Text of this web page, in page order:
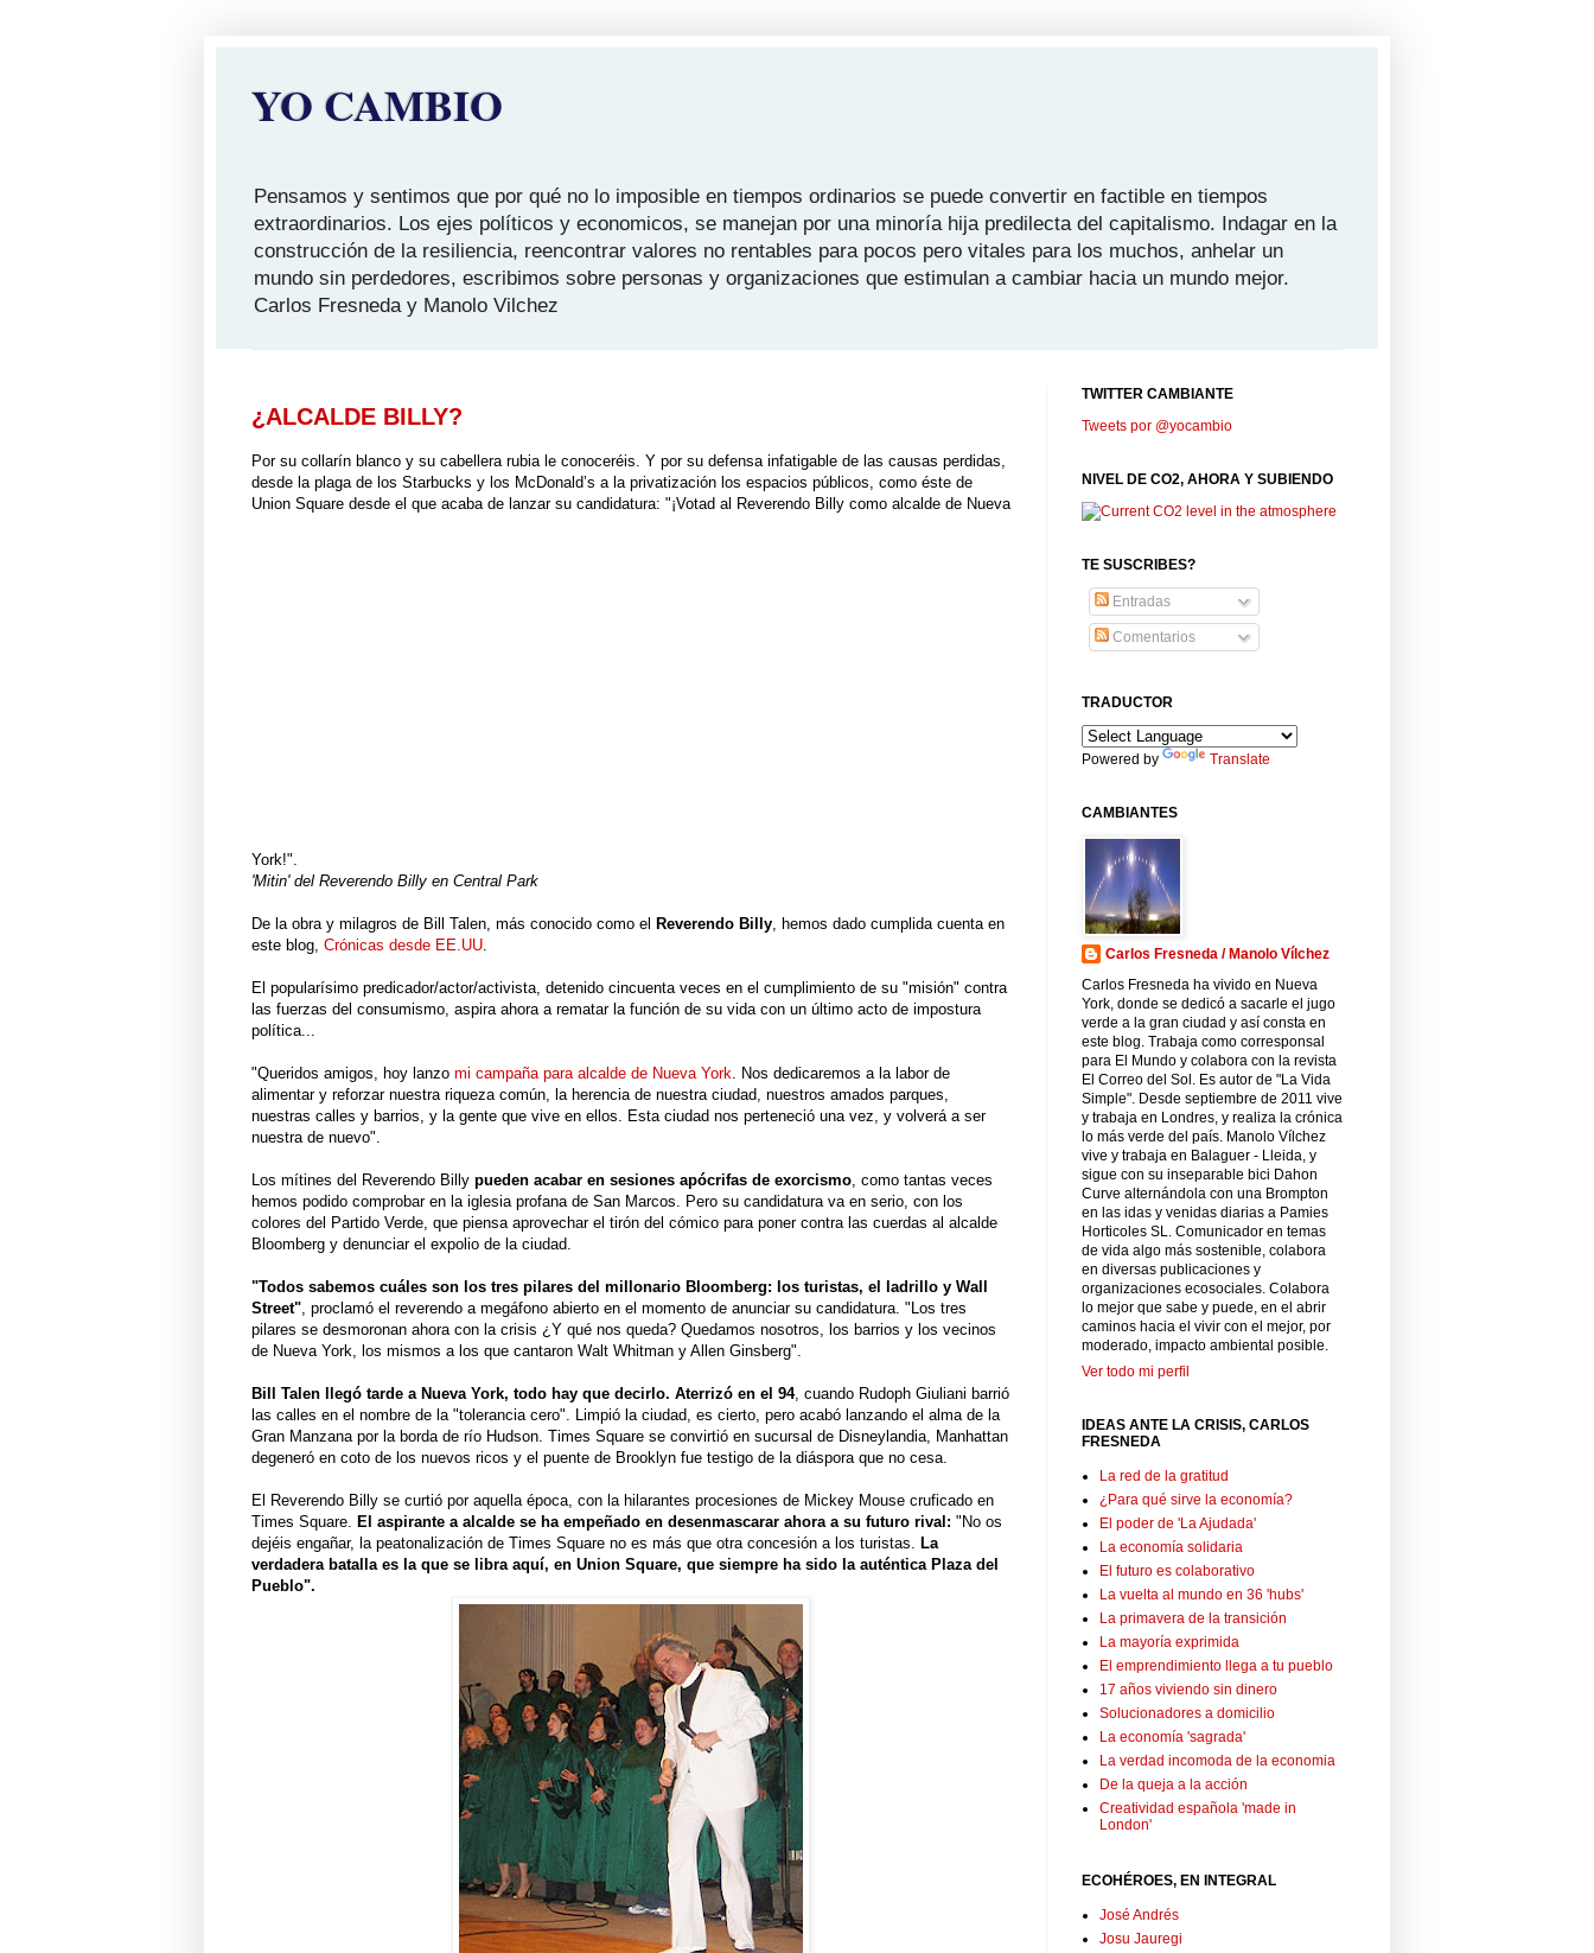
YO CAMBIO
Pensamos y sentimos que por qué no lo imposible en tiempos ordinarios se puede convertir en factible en tiempos
extraordinarios. Los ejes políticos y economicos, se manejan por una minoría hija predilecta del capitalismo. Indagar en la
construcción de la resiliencia, reencontrar valores no rentables para pocos pero vitales para los muchos, anhelar un
mundo sin perdedores, escribimos sobre personas y organizaciones que estimulan a cambiar hacia un mundo mejor.
Carlos Fresneda y Manolo Vilchez
¿ALCALDE BILLY?
Por su collarín blanco y su cabellera rubia le conoceréis. Y por su defensa infatigable de las causas perdidas,
desde la plaga de los Starbucks y los McDonald’s a la privatización los espacios públicos, como éste de
Union Square desde el que acaba de lanzar su candidatura: "¡Votad al Reverendo Billy como alcalde de Nueva
York!".
'Mitin' del Reverendo Billy en Central Park
De la obra y milagros de Bill Talen, más conocido como el Reverendo Billy , hemos dado cumplida cuenta en
este blog, Crónicas desde EE.UU
El popularísimo predicador/actor/activista, detenido cincuenta veces en el cumplimiento de su "misión" contra
las fuerzas del consumismo, aspira ahora a rematar la función de su vida con un último acto de impostura
política...
"Queridos amigos, hoy lanzo mi campaña para alcalde de Nueva York . Nos dedicaremos a la labor de
alimentar y reforzar nuestra riqueza común, la herencia de nuestra ciudad, nuestros amados parques,
nuestras calles y barrios, y la gente que vive en ellos. Esta ciudad nos perteneció una vez, y volverá a ser
nuestra de nuevo".
Los mítines del Reverendo Billy pueden acabar en sesiones apócrifas de exorcismo , como tantas veces
hemos podido comprobar en la iglesia profana de San Marcos. Pero su candidatura va en serio, con los
colores del Partido Verde, que piensa aprovechar el tirón del cómico para poner contra las cuerdas al alcalde
Bloomberg y denunciar el expolio de la ciudad.
"Todos sabemos cuáles son los tres pilares del millonario Bloomberg: los turistas, el ladrillo y Wall
Street" , proclamó el reverendo a megáfono abierto en el momento de anunciar su candidatura. "Los tres
pilares se desmoronan ahora con la crisis ¿Y qué nos queda? Quedamos nosotros, los barrios y los vecinos
de Nueva York, los mismos a los que cantaron Walt Whitman y Allen Ginsberg".
Bill Talen llegó tarde a Nueva York, todo hay que decirlo. Aterrizó en el 94, cuando Rudoph Giuliani barrió
las calles en el nombre de la "tolerancia cero". Limpió la ciudad, es cierto, pero acabó lanzando el alma de la
Gran Manzana por la borda de río Hudson. Times Square se convirtió en sucursal de Disneylandia, Manhattan
degeneró en coto de los nuevos ricos y el puente de Brooklyn fue testigo de la diáspora que no cesa.
El Reverendo Billy se curtió por aquella época, con la hilarantes procesiones de Mickey Mouse cruficado en
Times Square. El aspirante a alcalde se ha empeñado en desenmascarar ahora a su futuro rival: "No os
dejéis engañar, la peatonalización de Times Square no es más que otra concesión a los turistas. La
verdadera batalla es la que se libra aquí, en Union Square, que siempre ha sido la auténtica Plaza del
Pueblo".
TWITTER CAMBIANTE
Tweets por @yocambio
NIVEL DE CO2, AHORA Y SUBIENDO
TE SUSCRIBES?
Entradas
Comentarios
TRADUCTOR
Powered by Translate
CAMBIANTES
Carlos Fresneda / Manolo Vílchez
Carlos Fresneda ha vivido en Nueva
York, donde se dedicó a sacarle el jugo
verde a la gran ciudad y así consta en
este blog. Trabaja como corresponsal
para El Mundo y colabora con la revista
El Correo del Sol. Es autor de "La Vida
Simple". Desde septiembre de 2011 vive
y trabaja en Londres, y realiza la crónica
lo más verde del país. Manolo Vílchez
vive y trabaja en Balaguer - Lleida, y
sigue con su inseparable bici Dahon
Curve alternándola con una Brompton
en las idas y venidas diarias a Pamies
Horticoles SL. Comunicador en temas
de vida algo más sostenible, colabora
en diversas publicaciones y
organizaciones ecosociales. Colabora
lo mejor que sabe y puede, en el abrir
caminos hacia el vivir con el mejor, por
moderado, impacto ambiental posible.
Ver todo mi perfil
IDEAS ANTE LA CRISIS, CARLOS
FRESNEDA
La red de la gratitud
¿Para qué sirve la economía?
El poder de 'La Ajudada'
La economía solidaria
El futuro es colaborativo
La vuelta al mundo en 36 'hubs'
La primavera de la transición
La mayoría exprimida
El emprendimiento llega a tu pueblo
17 años viviendo sin dinero
Solucionadores a domicilio
La economía 'sagrada'
La verdad incomoda de la economia
De la queja a la acción
Creatividad española 'made in
London'
ECOHÉROES, EN INTEGRAL
José Andrés
Josu Jauregi